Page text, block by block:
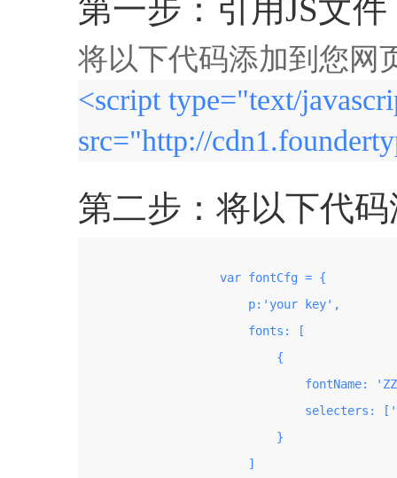
第一步：引用JS文件
将以下代码添加到您网
<script type="text/
src="http://
第二步：将以下代
                    var fontCfg = {
                        p:'your key',
                        fonts: [
                            {
fontName:
selecters:
                            }
                        ]